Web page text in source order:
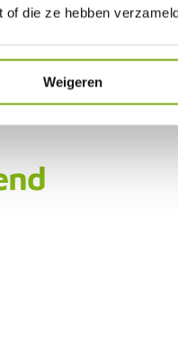
of die ze hebben
Weigeren